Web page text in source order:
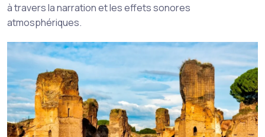
à travers la narration et les effets sonores
atmosphériques.